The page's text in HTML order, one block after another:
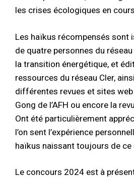
les crises écologiques en
Les haïkus récompensés sont
de quatre personnes du réseau
la transition énergétique, et
ressources du réseau Cler,
différentes revues et sites
Gong de l’AFH ou encore la
Ont été particulièrement
l’on sent l’expérience
haïkus naissant toujours de ce
Le concours 2024 est à